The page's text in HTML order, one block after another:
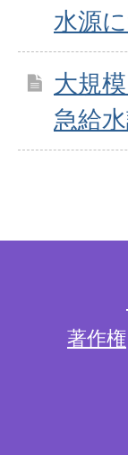
水源
大規
急給
著作権